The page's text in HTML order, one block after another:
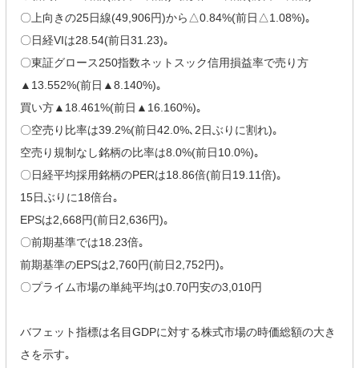
〇上向きの25日線(49,906円)から△0.84%(前日△1.08%)｡
〇日経VIは28.54(前日31.23)｡
〇東証グロース250指数ネットスック信用損益率で売り方
▲13.552%(前日▲8.140%)｡
買い方▲18.461%(前日▲16.160%)｡
〇空売り比率は39.2%(前日42.0%､2日ぶりに割れ)｡
空売り規制なし銘柄の比率は8.0%(前日10.0%)｡
〇日経平均採用銘柄のPERは18.86倍(前日19.11倍)｡
15日ぶりに18倍台｡
EPSは2,668円(前日2,636円)｡
〇前期基準では18.23倍｡
前期基準のEPSは2,760円(前日2,752円)｡
〇プライム市場の単純平均は0.70円安の3,010円
バフェット指標は名目GDPに対する株式市場の時価総額の大き
さを示す｡